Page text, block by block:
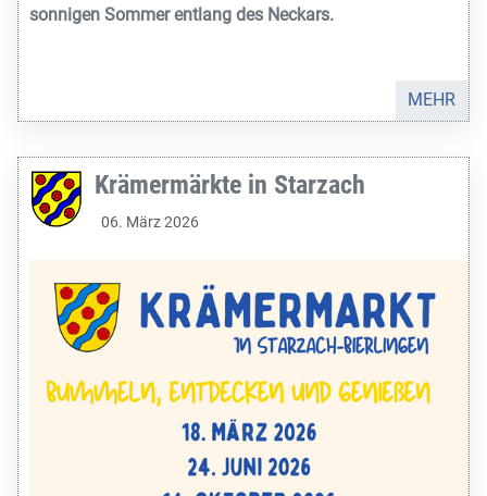
sonnigen Sommer entlang des Neckars.
MEHR
Krämermärkte in Starzach
06. März 2026